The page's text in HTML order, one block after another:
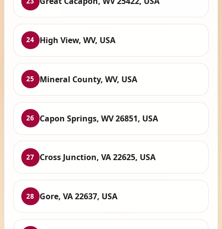
24 High View, WV, USA
25 Mineral County, WV, USA
26 Capon Springs, WV 26851, USA
27 Cross Junction, VA 22625, USA
28 Gore, VA 22637, USA